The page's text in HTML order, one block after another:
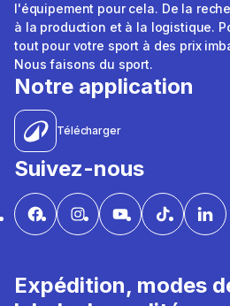
l'équipement pour cela. De la
à la production et à la logistique.
tout pour votre sport à des prix
Nous faisons du sport.
Notre application
Télécharger
Suivez-nous
Expédition, modes